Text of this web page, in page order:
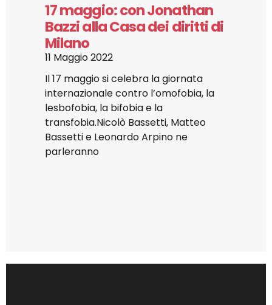
17 maggio: con Jonathan
Bazzi alla Casa dei diritti di
Milano
11 Maggio 2022
Il 17 maggio si celebra la giornata
internazionale contro l’omofobia, la
lesbofobia, la bifobia e la
transfobia.Nicolò Bassetti, Matteo
Bassetti e Leonardo Arpino ne
parleranno